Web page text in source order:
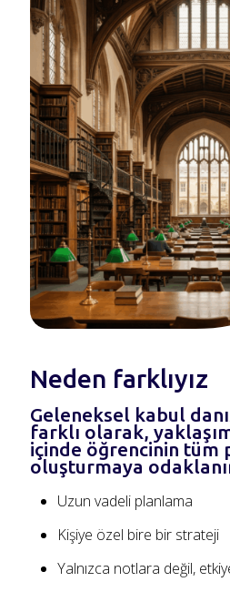
Neden farklıyız
Geleneksel kabul
farklı olarak,
içinde öğrencinin tüm
oluşturmaya
Uzun vadeli planlama
Kişiye özel bire bir strateji
Yalnızca notlara değil,